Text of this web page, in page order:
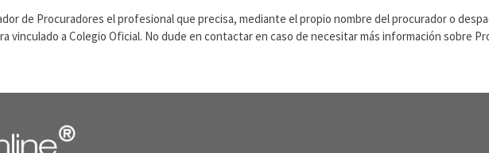
de Procuradores el profesional que precisa, mediante el propio nombre del procurador o
vinculado a Colegio Oficial. No dude en contactar en caso de necesitar más información sobre